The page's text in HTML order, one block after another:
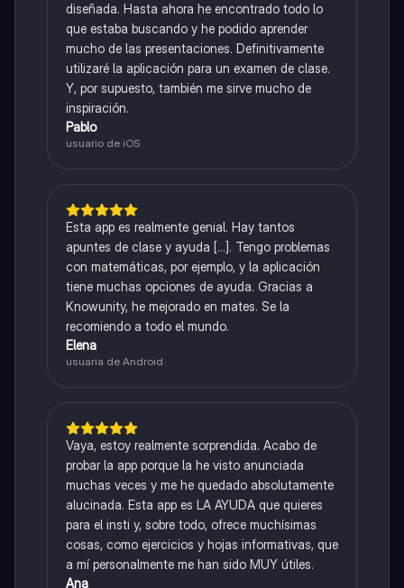
diseñada. Hasta ahora he encontrado todo lo
que estaba buscando y he podido aprender
mucho de las presentaciones. Definitivamente
utilizaré la aplicación para un examen de clase.
Y, por supuesto, también me sirve mucho de
inspiración.
Pablo
usuario de iOS
Esta app es realmente genial. Hay tantos
apuntes de clase y ayuda [...]. Tengo problemas
con matemáticas, por ejemplo, y la aplicación
tiene muchas opciones de ayuda. Gracias a
Knowunity, he mejorado en mates. Se la
recomiendo a todo el mundo.
Elena
usuaria de Android
Vaya, estoy realmente sorprendida. Acabo de
probar la app porque la he visto anunciada
muchas veces y me he quedado absolutamente
alucinada. Esta app es LA AYUDA que quieres
para el insti y, sobre todo, ofrece muchísimas
cosas, como ejercicios y hojas informativas, que
a mí personalmente me han sido MUY útiles.
Ana